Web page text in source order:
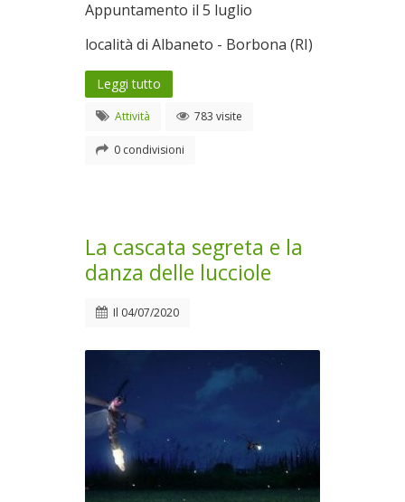
Appuntamento il 5 luglio
località di Albaneto - Borbona (RI)
Leggi tutto
Attività 783 visite
0 condivisioni
La cascata segreta e la
danza delle lucciole
Il 04/07/2020